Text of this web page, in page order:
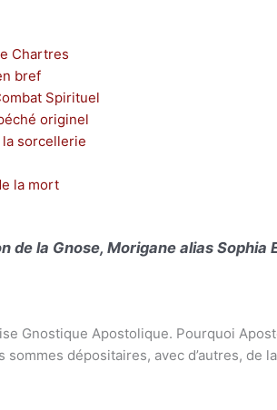
Chartres
bref
Spirituel
originel
sorcellerie
la mort
de la Gnose, Morigane alias Sophia
Gnostique Apostolique. Pourquoi
dépositaires, avec d’autres, de